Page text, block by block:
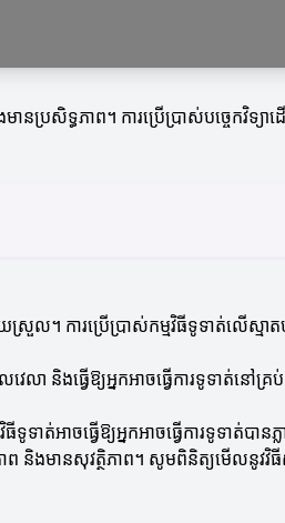
រសិទ្ធភាព។ ការប្រើប្រាស់បច្ចេកវិទ្យា
ការប្រើប្រាស់កម្មវិធីទូទាត់លើស្មាតហ្វូ
ា និងធ្វើឱ្យអ្នកអាចធ្វើការទូទាត់នៅគ្រប់
ាត់អាចធ្វើឱ្យអ្នកអាចធ្វើការទូទាត់ប
ព និងមានសុវត្ថិភាព។ សូមពិនិត្យមើលនូវ